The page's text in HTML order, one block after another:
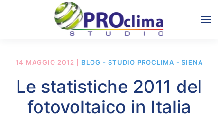
14 MAGGIO 2012 BLOG - STUDIO PROCLIMA - SIENA
Le statistiche 2011 del
fotovoltaico in Italia